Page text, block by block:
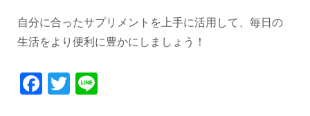
自分に合ったサプリメントを上手に活用して、毎日の
生活をより便利に豊かにしましょう！
Facebook
Twitter